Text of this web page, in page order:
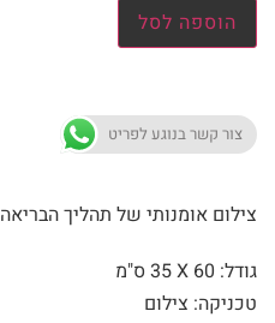
הוספה לסל
צור קשר בנוגע לפריט
צילום אומנותי של תהליך הבריאה
גודל: 60 X
35 ס"מ
טכניקה: צילום